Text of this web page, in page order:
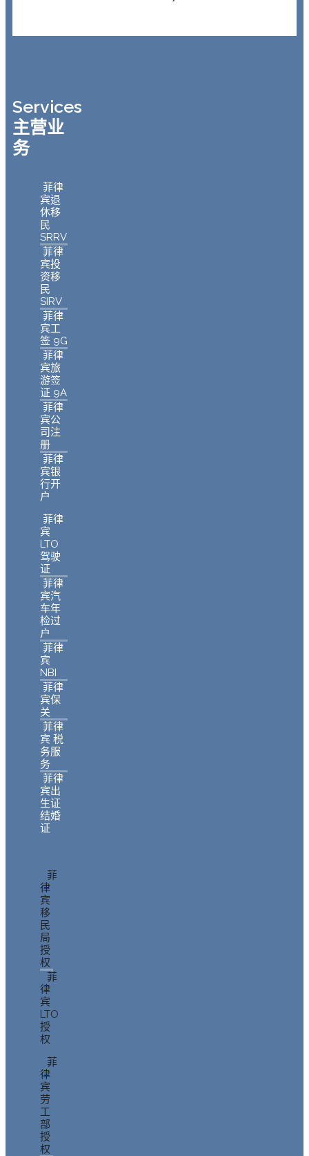
Services
主营业
务
菲律
宾退
休移
民
SRRV
菲律
宾投
资移
民
SIRV
菲律
宾工
签 9G
菲律
宾旅
游签
证 9A
菲律
宾公
司注
册
菲律
宾银
行开
户
菲律
宾
LTO
驾驶
证
菲律
宾汽
车年
检过
户
菲律
宾
NBI
菲律
宾保
关
菲律
宾 税
务服
务
菲律
宾出
生证
结婚
证
菲
律
宾
移
民
局
授
权
菲
律
宾
LTO
授
权
菲
律
宾
劳
工
部
授
权